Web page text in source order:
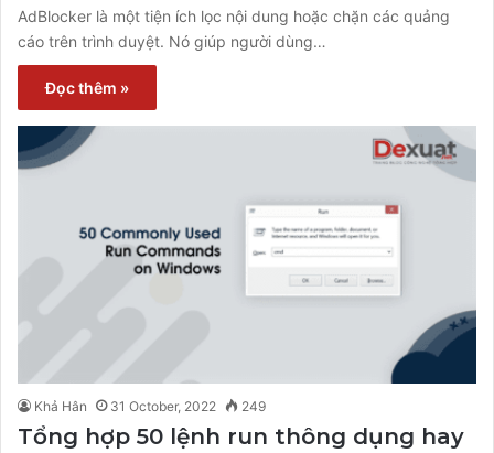
AdBlocker là một tiện ích lọc nội dung hoặc chặn các quảng
cáo trên trình duyệt. Nó giúp người dùng…
Đọc thêm »
Khả Hân 31 October, 2022 249
Tổng hợp 50 lệnh run thông dụng hay